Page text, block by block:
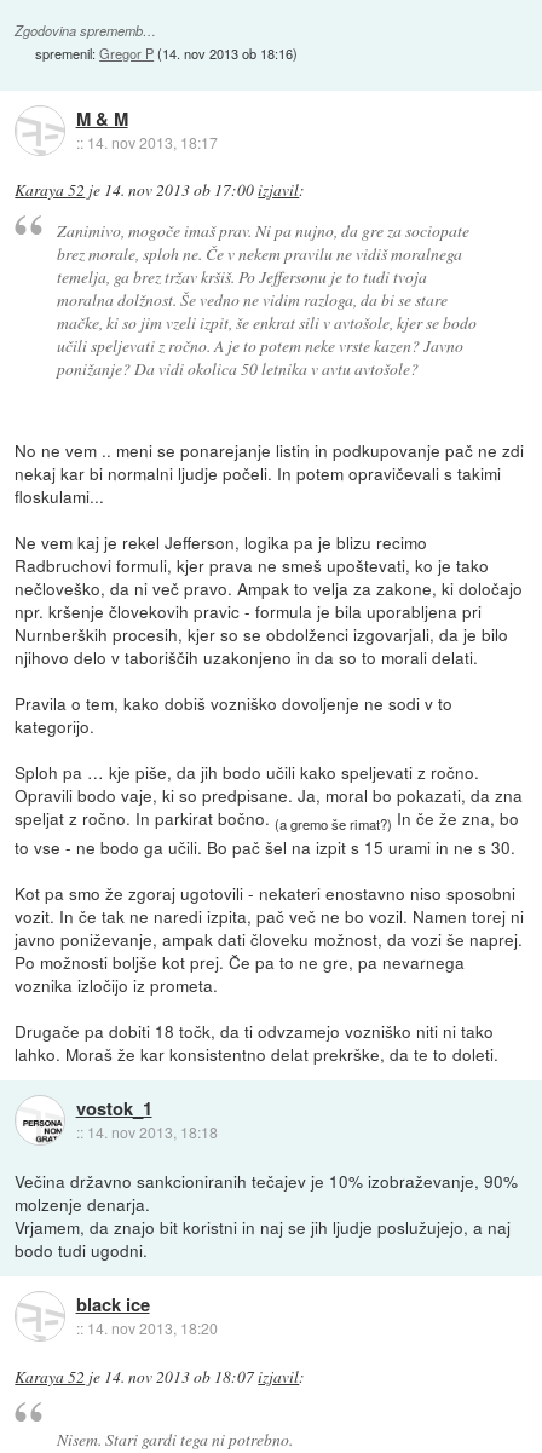
Zgodovina sprememb…
spremenil:Gregor P(14. nov 2013 ob 18:16)
M & M
:: 14. nov 2013, 18:17
Karaya 52 je 14. nov 2013 ob 17:00izjavil:
Zanimivo, mogoče imaš prav. Ni pa nujno, da gre za sociopate
brez morale, sploh ne. Če v nekem pravilu ne vidiš moralnega
temelja, ga brez tržav kršiš. Po Jeffersonu je to tudi tvoja
moralna dolžnost. Še vedno ne vidim razloga, da bi se stare
mačke, ki so jim vzeli izpit, še enkrat sili v avtošole, kjer se bodo
učili speljevati z ročno. A je to potem neke vrste kazen? Javno
ponižanje? Da vidi okolica 50 letnika v avtu avtošole?
No ne vem .. meni se ponarejanje listin in podkupovanje pač ne zdi
nekaj kar bi normalni ljudje počeli. In potem opravičevali s takimi
floskulami...
Ne vem kaj je rekel Jefferson, logika pa je blizu recimo
Radbruchovi formuli, kjer prava ne smeš upoštevati, ko je tako
nečloveško, da ni več pravo. Ampak to velja za zakone, ki določajo
npr. kršenje človekovih pravic - formula je bila uporabljena pri
Nurnberških procesih, kjer so se obdolženci izgovarjali, da je bilo
njihovo delo v taboriščih uzakonjeno in da so to morali delati.
Pravila o tem, kako dobiš vozniško dovoljenje ne sodi v to
kategorijo.
Sploh pa … kje piše, da jih bodo učili kako speljevati z ročno.
Opravili bodo vaje, ki so predpisane. Ja, moral bo pokazati, da zna
speljat z ročno. In parkirat bočno. (a gremo še rimat?) In če že zna, bo
to vse - ne bodo ga učili. Bo pač šel na izpit s 15 urami in ne s 30.
Kot pa smo že zgoraj ugotovili - nekateri enostavno niso sposobni
vozit. In če tak ne naredi izpita, pač več ne bo vozil. Namen torej ni
javno poniževanje, ampak dati človeku možnost, da vozi še naprej.
Po možnosti boljše kot prej. Če pa to ne gre, pa nevarnega
voznika izločijo iz prometa.
Drugače pa dobiti 18 točk, da ti odvzamejo vozniško niti ni tako
lahko. Moraš že kar konsistentno delat prekrške, da te to doleti.
vostok_1
:: 14. nov 2013, 18:18
Večina državno sankcioniranih tečajev je 10% izobraževanje, 90%
molzenje denarja.
Vrjamem, da znajo bit koristni in naj se jih ljudje poslužujejo, a naj
bodo tudi ugodni.
black ice
:: 14. nov 2013, 18:20
Karaya 52 je 14. nov 2013 ob 18:07izjavil:
Nisem. Stari gardi tega ni potrebno.